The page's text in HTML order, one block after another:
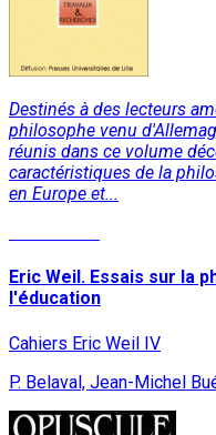
Destinés à des lecteurs
philosophe venu
réunis dans ce volume
caractéristiques de la
en Europe et...
Eric Weil. Essais sur la
l'éducation
Cahiers Eric Weil IV
P. Belaval, Jean-Michel